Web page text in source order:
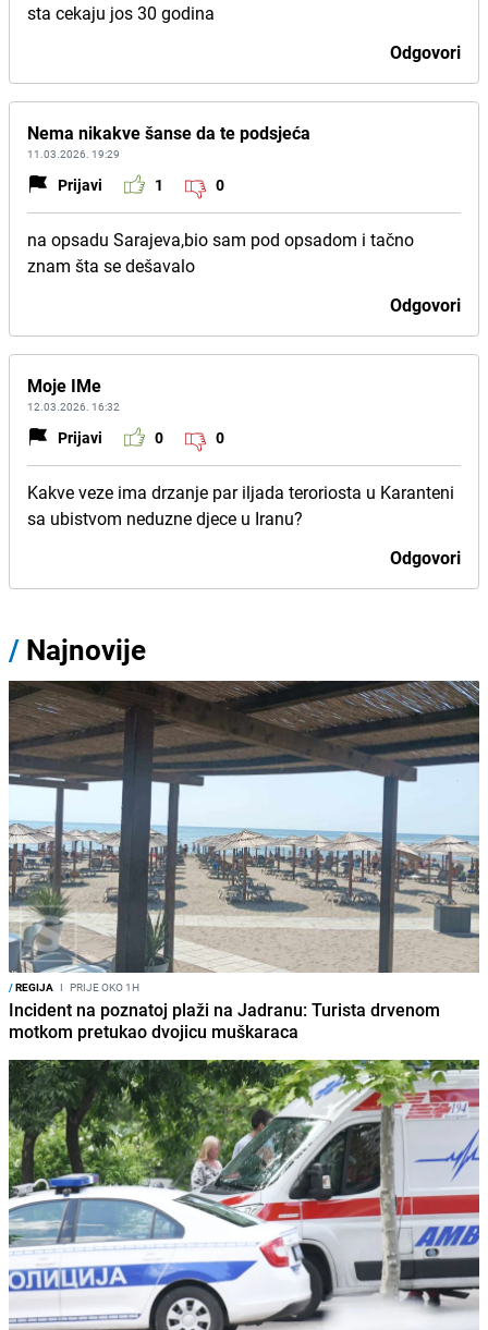
sta cekaju jos 30 godina
Odgovori
Nema nikakve šanse da te podsjeća
11.03.2026. 19:29
Prijavi 1 0
na opsadu Sarajeva,bio sam pod opsadom i tačno
znam šta se dešavalo
Odgovori
Moje IMe
12.03.2026. 16:32
Prijavi 0 0
Kakve veze ima drzanje par iljada teroriosta u Karanteni
sa ubistvom neduzne djece u Iranu?
Odgovori
/ Najnovije
/REGIJA I PRIJE OKO 1H
Incident na poznatoj plaži na Jadranu: Turista drvenom
motkom pretukao dvojicu muškaraca